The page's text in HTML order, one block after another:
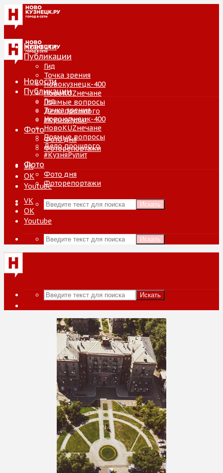
Новости
Публикации
Гид
Точка зрения
Новокузнецк-400
НовоKUZнечане
Прямые вопросы
Дело прошлого
#КузняРулит
Фото
Фото дня
Фоторепортажи
VK
ОК
Youtube
Искать
Новости
Публикации
Гид
Точка зрения
Новокузнецк-400
НовоKUZнечане
Прямые вопросы
Дело прошлого
#КузняРулит
Фото
Фото дня
Фоторепортажи
VK
ОК
Youtube
Искать
Искать